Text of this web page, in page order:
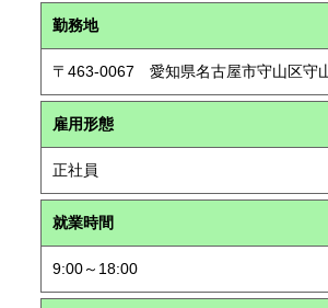
勤務地
〒463-0067 愛知県名古屋市守山区守
雇用形態
正社員
就業時間
9:00～18:00